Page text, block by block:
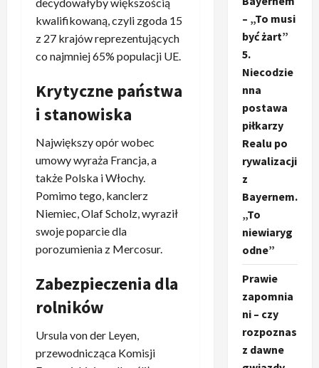
kwalifikowaną, czyli zgoda 15
z 27 krajów reprezentujących
co najmniej 65% populacji UE.
Krytyczne państwa
i stanowiska
Największy opór wobec
umowy wyraża Francja, a
także Polska i Włochy.
Pomimo tego, kanclerz
Niemiec, Olaf Scholz, wyraził
swoje poparcie dla
porozumienia z Mercosur.
Zabezpieczenia dla
rolników
Ursula von der Leyen,
przewodnicząca Komisji
– „To musi
być żart”
5.
Niecodzie
nna
postawa
piłkarzy
Realu po
rywalizacji
z
Bayernem.
„To
niewiaryg
odne”
Prawie
zapomnia
ni – czy
rozpoznas
z dawne